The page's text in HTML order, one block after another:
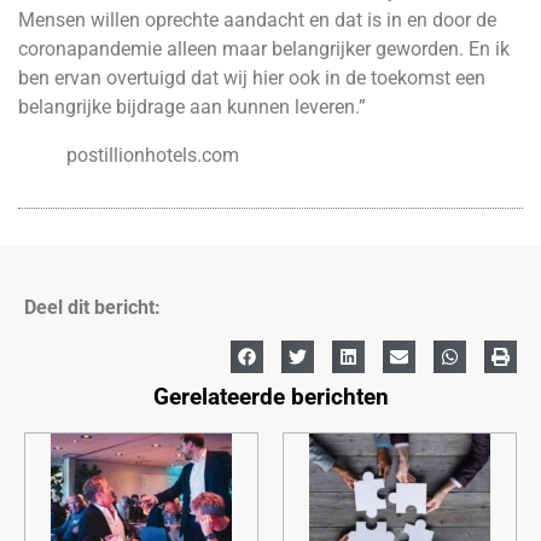
Mensen willen oprechte aandacht en dat is in en door de
coronapandemie alleen maar belangrijker geworden. En ik
ben ervan overtuigd dat wij hier ook in de toekomst een
belangrijke bijdrage aan kunnen leveren.”
postillionhotels.com
Deel dit bericht:
Gerelateerde berichten